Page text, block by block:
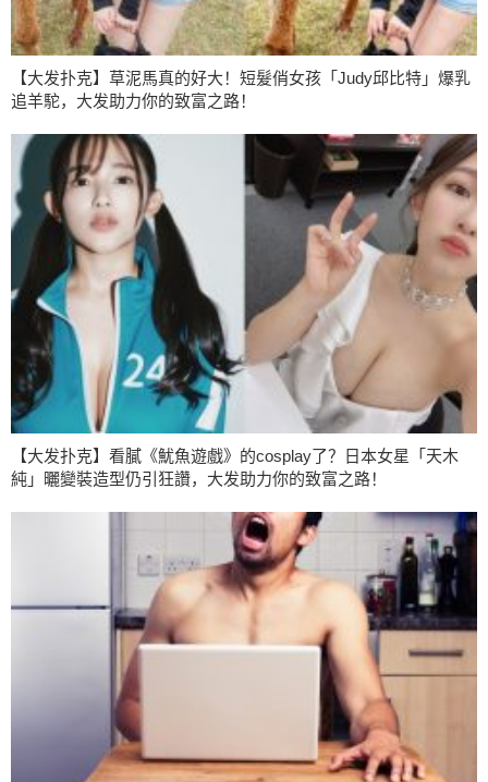
【大发扑克】草泥馬真的好大！短髮俏女孩「Judy邱比特」爆乳
追羊駝，大发助力你的致富之路！
【大发扑克】看膩《魷魚遊戲》的cosplay了？日本女星「天木
純」曬變裝造型仍引狂讚，大发助力你的致富之路！